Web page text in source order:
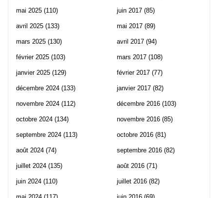
mai 2025 (110)
avril 2025 (133)
mars 2025 (130)
février 2025 (103)
janvier 2025 (129)
décembre 2024 (133)
novembre 2024 (112)
octobre 2024 (134)
septembre 2024 (113)
août 2024 (74)
juillet 2024 (135)
juin 2024 (110)
juin 2017 (85)
mai 2017 (89)
avril 2017 (94)
mars 2017 (108)
février 2017 (77)
janvier 2017 (82)
décembre 2016 (103)
novembre 2016 (85)
octobre 2016 (81)
septembre 2016 (82)
août 2016 (71)
juillet 2016 (82)